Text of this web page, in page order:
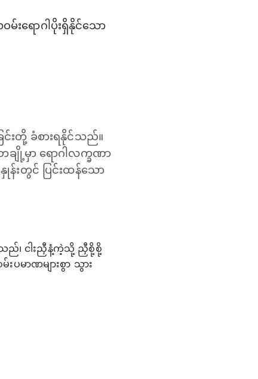
မ်းရောဂါပိုးရှိနိုင်သော
င်းတို့ ခံစားရနိုင်သည်။
ချို့မှာ ရောဂါလက္ခဏာ
းတွင် ပြင်းထန်သော
သည်၊ ငါးညှီနံ့ကဲ့သို့ ညှီစို့စို့
မာဏများစွာ သွား